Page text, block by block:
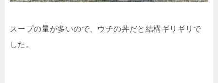
スープの量が多いので、ウチの丼だと結構ギリギリで
した。